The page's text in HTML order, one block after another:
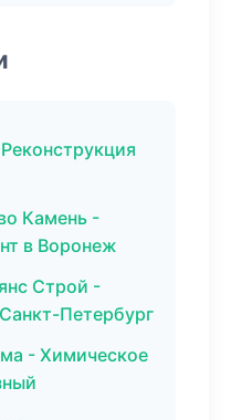
Камень -
в Воронеж
Строй -
Петербург
- Химическое